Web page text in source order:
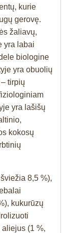
kurie
gerovę.
žaliavų,
yra labai
biologine
yra obuolių
tirpių
yra lašišų
kokosų
8,5 %),
kukurūzų
(1 %,